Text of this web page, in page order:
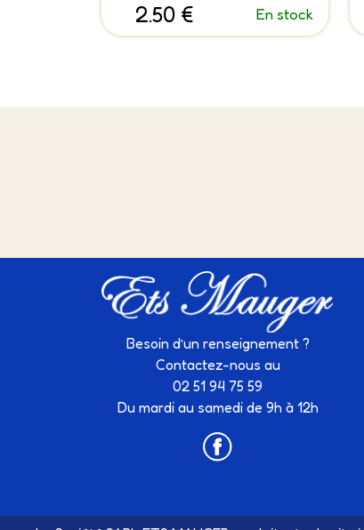
2.50 € En stock
Besoin d’un renseignement ?
Contactez-nous au
02 51 94 75 59
Du mardi au samedi de 9h à 12h